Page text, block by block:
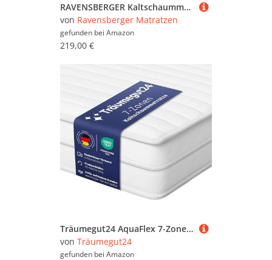
RAVENSBERGER Kaltschaummatratze Ortho-PUR | 90 x 200 cm | Höhe 18 cm | Härtegrad H4 | 7-Zonen | waschbarer Baumwoll-Doppeltuch-Bezug | Oeko-TEX® Standard 100 Zertifiziert | Made in Germany
von Ravensberger Matratzen
gefunden bei Amazon
219,00 €
Träumegut24 AquaFlex 7-Zonen Matratze 90x200 cm | H2&H3 | Ergonomische Kaltschaummatratze | Hypoallergen & Antibakteriell | Bezug abnehmbar & waschbar | Oeko-TEX® | (19cm, 90 x 200 cm)
von Träumegut24
gefunden bei Amazon